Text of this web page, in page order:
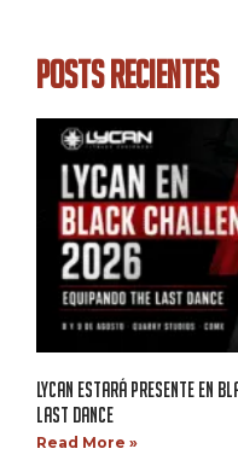
Posts Recientes
LYCAN ESTARÁ PRESENTE EN
LAST DANCE
Read More »